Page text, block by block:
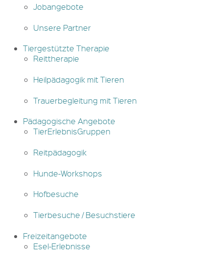
Jobangebote
Unsere Partner
Tiergestützte Therapie
Reittherapie
Heilpädagogik mit Tieren
Trauerbegleitung mit Tieren
Pädagogische Angebote
TierErlebnisGruppen
Reitpädagogik
Hunde-Workshops
Hofbesuche
Tierbesuche / Besuchstiere
Freizeitangebote
Esel-Erlebnisse